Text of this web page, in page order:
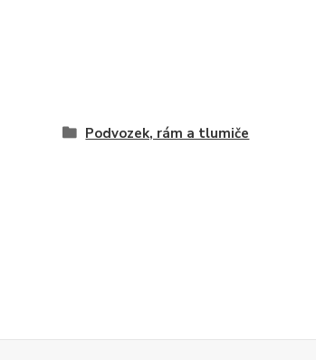
Podvozek, rám a tlumiče